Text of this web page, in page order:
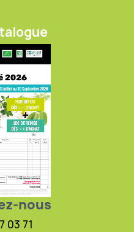
nous
03 71